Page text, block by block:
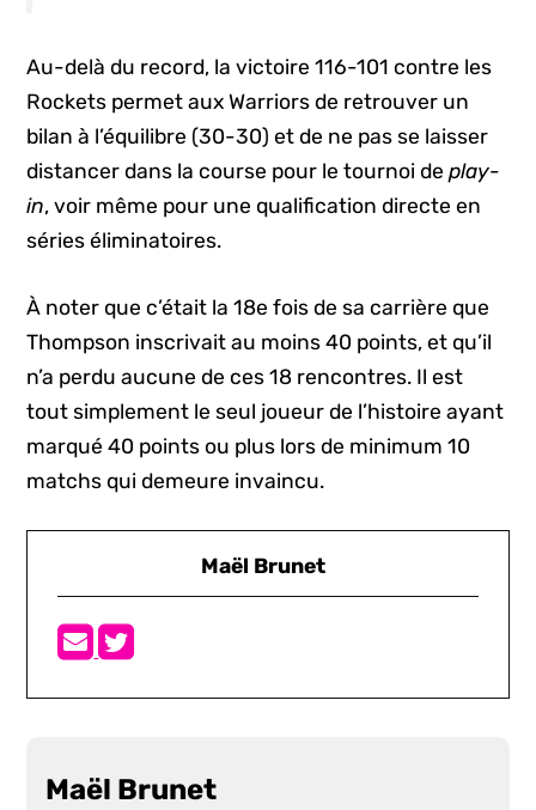
Au-delà du record, la victoire 116-101 contre les
Rockets permet aux Warriors de retrouver un
bilan à l’équilibre (30-30) et de ne pas se laisser
distancer dans la course pour le tournoi deplay-
in, voir même pour une qualification directe en
séries éliminatoires.
À noter que c’était la 18e fois de sa carrière que
Thompson inscrivait au moins 40 points, et qu’il
n’a perdu aucune de ces 18 rencontres. Il est
tout simplement le seul joueur de l’histoire ayant
marqué 40 points ou plus lors de minimum 10
matchs qui demeure invaincu.
Maël Brunet
Maël Brunet